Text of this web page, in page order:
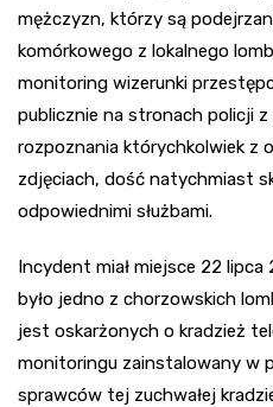
mężczyzn, którzy są
komórkowego z lokalnego
monitoring wizerunki
publicznie na stronach policji z
rozpoznania którychkolwiek z
zdjęciach, dość natychmiast
odpowiednimi służbami.
Incydent miał miejsce 22
było jedno z chorzowskich
jest oskarżonych o kradzież
monitoringu zainstalowany w
sprawców tej zuchwałej